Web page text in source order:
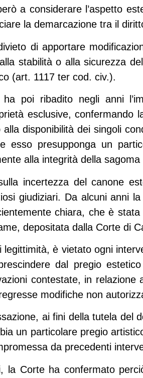
a considerare l’aspetto
la demarcazione tra il
di apportare
stabilità o alla sicurezza
(art. 1117 ter cod. civ.).
ha poi ribadito negli anni
esclusive,
disponibilità dei singoli
esso presupponga un
alla integrità della
incertezza del canone
giudiziari. Da alcuni anni
chiara, che è
depositata dalla Corte di
legittimità, è vietato ogni
dal pregio
contestate, in
modifiche non
ai fini della tutela del
un particolare pregio
da precedenti
la Corte ha confermato